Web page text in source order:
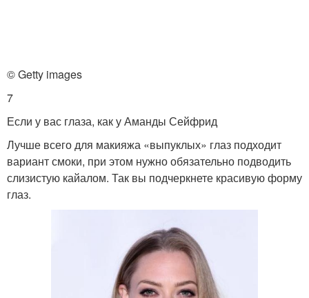
© Getty images
7
Если у вас глаза, как у Аманды Сейфрид
Лучше всего для макияжа «выпуклых» глаз подходит
вариант смоки, при этом нужно обязательно подводить
слизистую кайалом. Так вы подчеркнете красивую форму
глаз.